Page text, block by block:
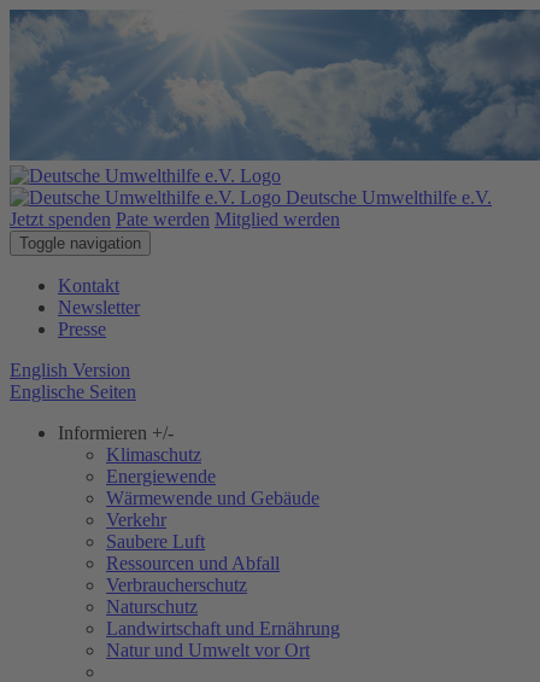
Deutsche Umwelthilfe e.V.
Jetzt spenden Pate werden Mitglied werden
Toggle navigation
Kontakt
Newsletter
Presse
English Version
Englische Seiten
Informieren +/-
Klimaschutz
Energiewende
Wärmewende und Gebäude
Verkehr
Saubere Luft
Ressourcen und Abfall
Verbraucherschutz
Naturschutz
Landwirtschaft und Ernährung
Natur und Umwelt vor Ort